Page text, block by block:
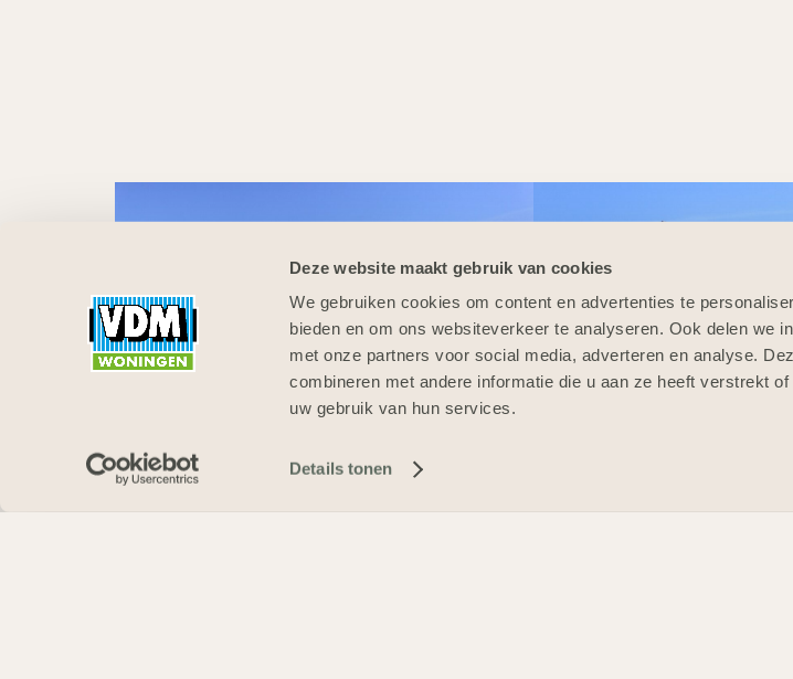
Deze website maakt gebruik van cookies
We gebruiken cookies om content en advertenties te
bieden en om ons websiteverkeer te analyseren. Ook delen we
met onze partners voor social media, adverteren en analyse.
combineren met andere informatie die u aan ze heeft verstrekt
uw gebruik van hun services.
Details tonen